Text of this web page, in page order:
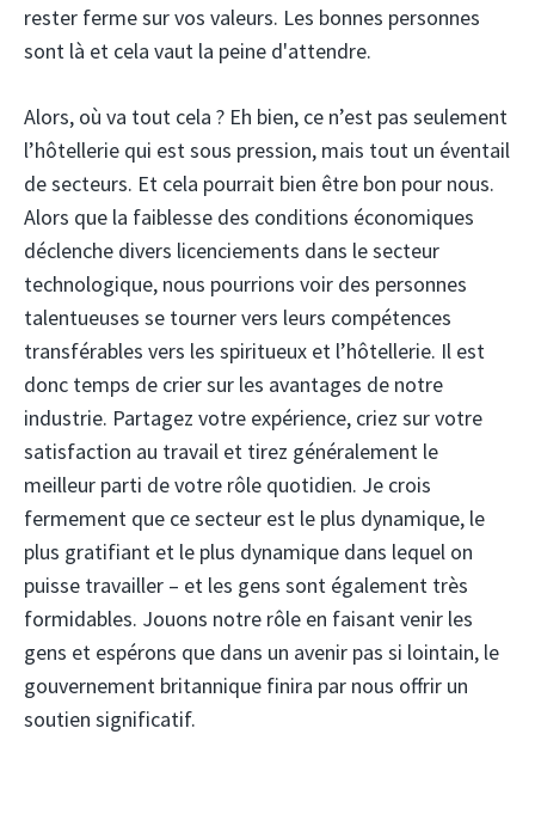
rester ferme sur vos valeurs. Les bonnes personnes
sont là et cela vaut la peine d'attendre.
Alors, où va tout cela ? Eh bien, ce n’est pas seulement
l’hôtellerie qui est sous pression, mais tout un éventail
de secteurs. Et cela pourrait bien être bon pour nous.
Alors que la faiblesse des conditions économiques
déclenche divers licenciements dans le secteur
technologique, nous pourrions voir des personnes
talentueuses se tourner vers leurs compétences
transférables vers les spiritueux et l’hôtellerie. Il est
donc temps de crier sur les avantages de notre
industrie. Partagez votre expérience, criez sur votre
satisfaction au travail et tirez généralement le
meilleur parti de votre rôle quotidien. Je crois
fermement que ce secteur est le plus dynamique, le
plus gratifiant et le plus dynamique dans lequel on
puisse travailler – et les gens sont également très
formidables. Jouons notre rôle en faisant venir les
gens et espérons que dans un avenir pas si lointain, le
gouvernement britannique finira par nous offrir un
soutien significatif.